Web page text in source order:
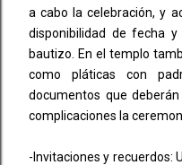
a cabo la celebración, y
disponibilidad de fecha
bautizo. En el templo
como pláticas con
documentos que
complicaciones la
-Invitaciones y recuerdos: